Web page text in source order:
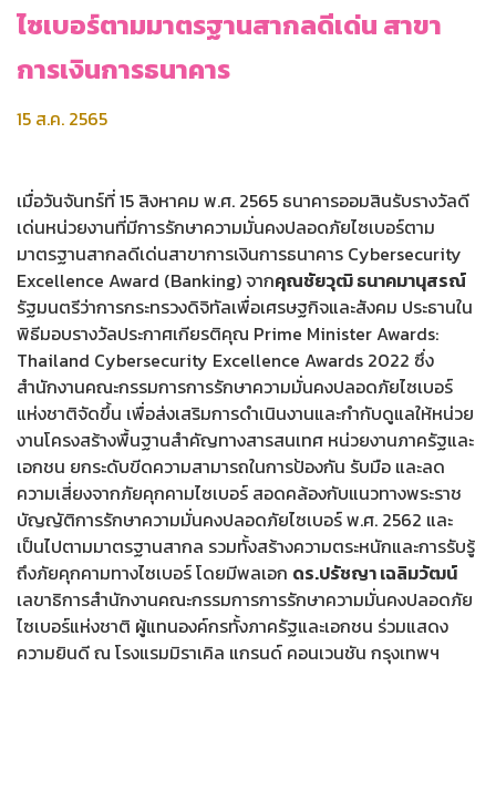
ไซเบอร์ตามมาตรฐานสากลดีเด่น สาขา
การเงินการธนาคาร
15 ส.ค. 2565
เมื่อวันจันทร์ที่ 15 สิงหาคม พ.ศ. 2565 ธนาคารออมสินรับรางวัลดี
เด่นหน่วยงานที่มีการรักษาความมั่นคงปลอดภัยไซเบอร์ตาม
มาตรฐานสากลดีเด่นสาขาการเงินการธนาคาร Cybersecurity
Excellence Award (Banking) จากคุณชัยวุฒิ ธนาคมานุสรณ์
รัฐมนตรีว่าการกระทรวงดิจิทัลเพื่อเศรษฐกิจและสังคม ประธานใน
พิธีมอบรางวัลประกาศเกียรติคุณ Prime Minister Awards:
Thailand Cybersecurity Excellence Awards 2022 ซึ่ง
สำนักงานคณะกรรมการการรักษาความมั่นคงปลอดภัยไซเบอร์
แห่งชาติจัดขึ้น เพื่อส่งเสริมการดำเนินงานและกำกับดูแลให้หน่วย
งานโครงสร้างพื้นฐานสำคัญทางสารสนเทศ หน่วยงานภาครัฐและ
เอกชน ยกระดับขีดความสามารถในการป้องกัน รับมือ และลด
ความเสี่ยงจากภัยคุกคามไซเบอร์ สอดคล้องกับแนวทางพระราช
บัญญัติการรักษาความมั่นคงปลอดภัยไซเบอร์ พ.ศ. 2562 และ
เป็นไปตามมาตรฐานสากล รวมทั้งสร้างความตระหนักและการรับรู้
ถึงภัยคุกคามทางไซเบอร์ โดยมีพลเอก ดร.ปรัชญา เฉลิมวัฒน์
เลขาธิการสำนักงานคณะกรรมการการรักษาความมั่นคงปลอดภัย
ไซเบอร์แห่งชาติ ผู้แทนองค์กรทั้งภาครัฐและเอกชน ร่วมแสดง
ความยินดี ณ โรงแรมมิราเคิล แกรนด์ คอนเวนชัน กรุงเทพฯ